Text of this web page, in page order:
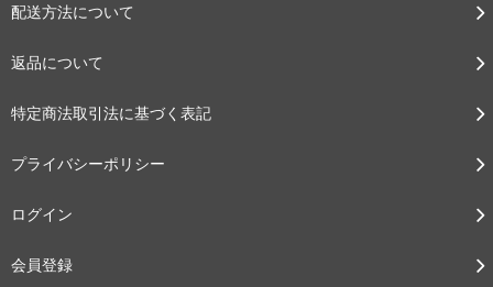
配送方法について
返品について
特定商法取引法に基づく表記
プライバシーポリシー
ログイン
会員登録